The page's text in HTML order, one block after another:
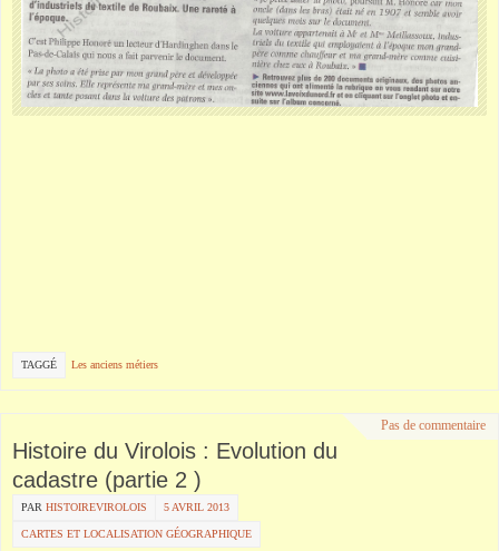
TAGGÉ Les anciens métiers
Pas de commentaire
Histoire du Virolois : Evolution du
cadastre (partie 2 )
PAR HISTOIREVIROLOIS 5 AVRIL 2013
CARTES ET LOCALISATION GÉOGRAPHIQUE